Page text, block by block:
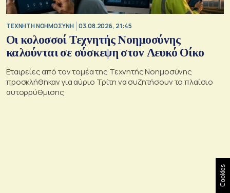
TΕΧΝΗΤΗ ΝΟΗΜΟΣΥΝΗ 03.08.2026, 21:45
Οι κολοσσοί Τεχνητής Νοημοσύνης
καλούνται σε σύσκεψη στον Λευκό Οίκο
Εταιρείες από τον τομέα της Τεχνητής Νοημοσύνης
προσκλήθηκαν για αύριο Τρίτη να συζητήσουν το πλαίσιο
αυτορρύθμισης
Cookies